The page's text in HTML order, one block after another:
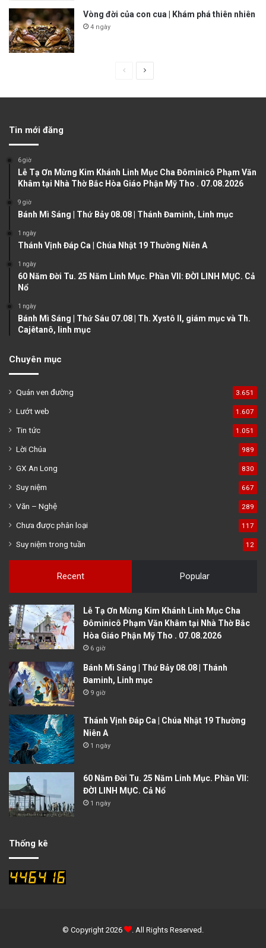
Vòng đời của con cua | Khám phá thiên nhiên
4 ngày
u
s
g
e
Tin mới đăng
6 giờ
Lễ Tạ Ơn Mừng Kim Khánh Linh Mục Cha Đôminicô Phạm Văn
Khâm tại Nhà Thờ Bắc Hòa Giáo Phận Mỹ Tho . 07.08.2026
9 giờ
Bánh Mì Sáng | Thứ Bảy 08.08 | Thánh Đaminh, Linh mục
1 ngày
Thánh Vịnh Đáp Ca | Chúa Nhật 19 Thường Niên A
1 ngày
60 Năm Đời Tu. 25 Năm Linh Mục. Phần VII: ĐỜI LINH MỤC. Cả
Nổ
1 ngày
Bánh Mì Sáng | Thứ Sáu 07.08 | Th. Xystô II, giám mục và Th.
Cajêtanô, linh mục
Chuyên mục
Quán ven đường 3.651
Lướt web 1.607
Tin tức 1.051
Lời Chúa 989
GX An Long 830
Suy niệm 667
Văn – Nghệ 289
Chưa được phân loại 117
Suy niệm trong tuần 12
Recent Popular
Lễ Tạ Ơn Mừng Kim Khánh Linh Mục Cha
Đôminicô Phạm Văn Khâm tại Nhà Thờ Bắc
Hòa Giáo Phận Mỹ Tho . 07.08.2026
6 giờ
Bánh Mì Sáng | Thứ Bảy 08.08 | Thánh
Đaminh, Linh mục
9 giờ
Thánh Vịnh Đáp Ca | Chúa Nhật 19 Thường
Niên A
1 ngày
60 Năm Đời Tu. 25 Năm Linh Mục. Phần VII:
ĐỜI LINH MỤC. Cả Nổ
1 ngày
Thống kê
© Copyright 2026 . All Rights Reserved.